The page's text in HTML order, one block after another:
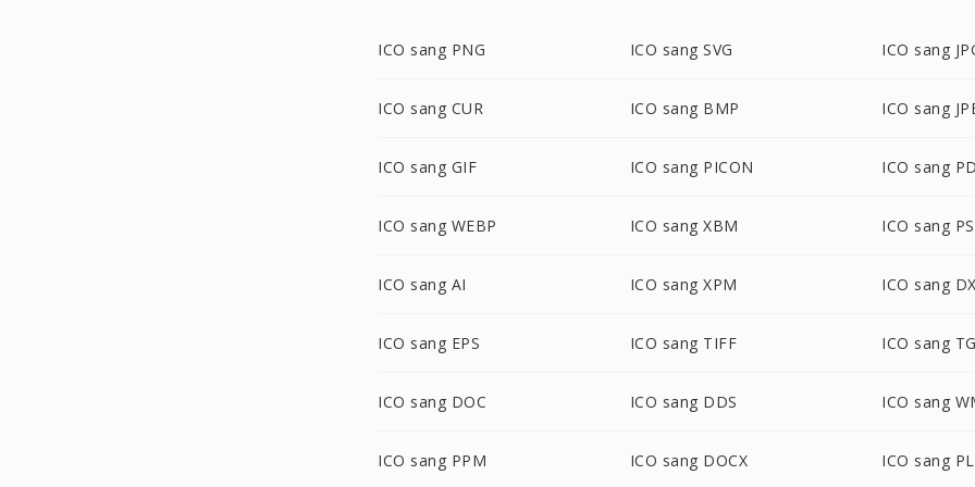
ICO sang PNG ICO sang SVG ICO sang
ICO sang CUR ICO sang BMP ICO sang
ICO sang GIF ICO sang PICON ICO sang
ICO sang WEBP ICO sang XBM ICO sang
ICO sang AI ICO sang XPM ICO sang
ICO sang EPS ICO sang TIFF ICO sang
ICO sang DOC ICO sang DDS ICO sang
ICO sang PPM ICO sang DOCX ICO sang